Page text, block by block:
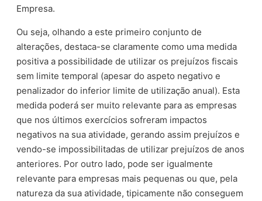
Empresa.
Ou seja, olhando a este primeiro conjunto de
alterações, destaca-se claramente como uma medida
positiva a possibilidade de utilizar os prejuízos fiscais
sem limite temporal (apesar do aspeto negativo e
penalizador do inferior limite de utilização anual). Esta
medida poderá ser muito relevante para as empresas
que nos últimos exercícios sofreram impactos
negativos na sua atividade, gerando assim prejuízos e
vendo-se impossibilitadas de utilizar prejuízos de anos
anteriores. Por outro lado, pode ser igualmente
relevante para empresas mais pequenas ou que, pela
natureza da sua atividade, tipicamente não conseguem